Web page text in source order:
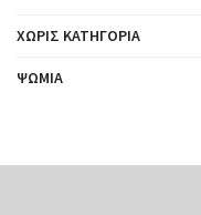
ΧΩΡΊΣ ΚΑΤΗΓΟΡΊΑ
ΨΩΜΙΆ